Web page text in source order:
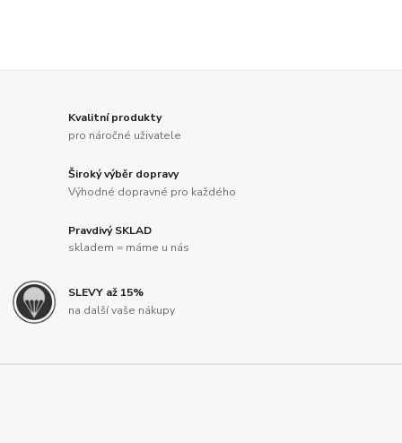
Kvalitní produkty
pro náročné uživatele
Široký výběr dopravy
Výhodné dopravné pro každého
Pravdivý SKLAD
skladem = máme u nás
SLEVY až 15%
na další vaše nákupy